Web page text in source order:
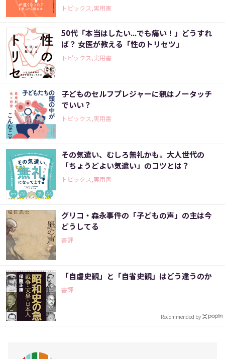
トピックス,実用書
50代「本当はしたい...でも痛い！」どうすれ
ば？ 女医が教える「性のトリセツ」
トピックス,実用書
子どものセルフプレジャーに親はノータッチ
でいい？
トピックス,実用書
その気遣い、むしろ無礼かも。大人世代の
「ちょうどよい気遣い」のコツとは？
トピックス,実用書
グリコ・森永事件の「子どもの声」の主は今
どうしてる
書評
「自虐史観」と「自省史観」はどう違うのか
書評
Recommended by